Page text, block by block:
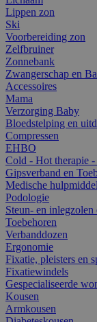
Lippen zon
Ski
Voorbereiding zon
Zelfbruiner
Zonnebank
Zwangerschap en
Accessoires
Mama
Verzorging Baby
Bloedstelping en
Compressen
EHBO
Cold - Hot therapie
Gipsverband en
Medische
Podologie
Steun- en inlegzolen
Toebehoren
Verbanddozen
Ergonomie
Fixatie, pleisters en
Fixatiewindels
Gespecialiseerde
Kousen
Armkousen